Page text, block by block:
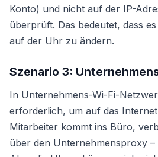
Konto) und nicht auf der IP-
überprüft. Das bedeutet, dass
auf der Uhr zu ändern.
Szenario 3:
In Unternehmens-Wi-Fi-
erforderlich, um auf das
Mitarbeiter kommt ins Büro,
über den Unternehmensproxy